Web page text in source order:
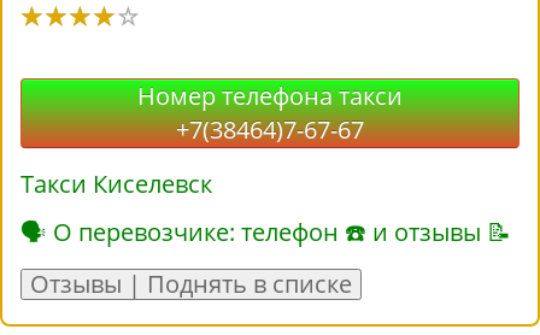
Номер телефона такси
+7(38464)7-67-67
Такси Киселевск
🗣 О перевозчике: телефон ☎ и отзывы 📝
Отзывы | Поднять в списке